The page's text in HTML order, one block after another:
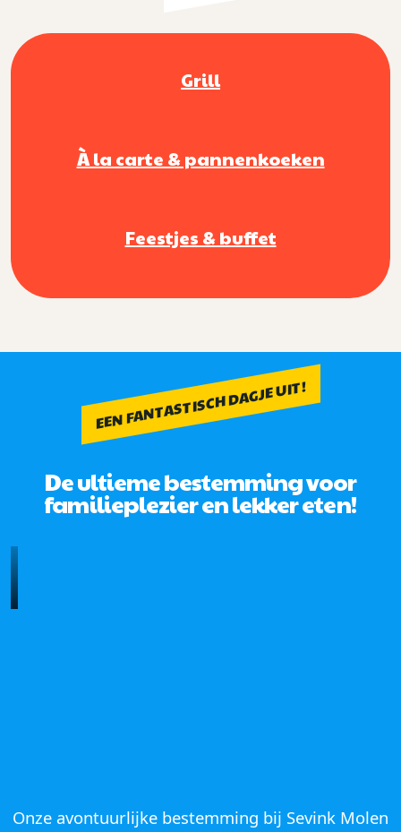
Grill
À la carte & pannenkoeken
Feestjes & buffet
EEN FANTASTISCH DAGJE UIT!
De ultieme bestemming voor
familieplezier en lekker eten!
Onze avontuurlijke bestemming bij Sevink Molen